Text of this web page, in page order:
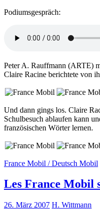
Podiumsgespräch:
Peter A. Rauffmann (ARTE)
Claire Racine berichtete von
Und dann gings los. Claire
Schulbesuch ablaufen kann
französischen Wörter lernen.
France Mobil / Deutsch Mobil
Les France Mobil
26. März 2007 H. Wittmann